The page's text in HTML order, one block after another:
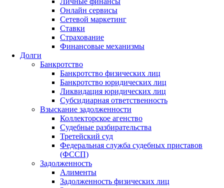
Онлайн сервисы
Сетевой маркетинг
Ставки
Страхование
Финансовые механизмы
Долги
Банкротство
Банкротство физических лиц
Банкротство юридических лиц
Ликвидация юридических лиц
Субсидиарная ответственность
Взыскание задолженности
Коллекторское агенство
Судебные разбирательства
Третейский суд
Федеральная служба судебных приставов
(ФССП)
Задолженность
Алименты
Задолженность физических лиц